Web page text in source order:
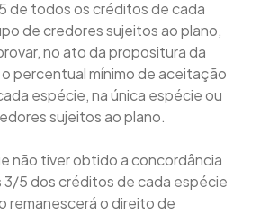
de todos os créditos de cada
de credores sujeitos ao plano,
no ato da propositura da
percentual mínimo de aceitação
espécie, na única espécie ou
sujeitos ao plano.
não tiver obtido a concordância
3/5 dos créditos de cada espécie
remanescerá o direito de